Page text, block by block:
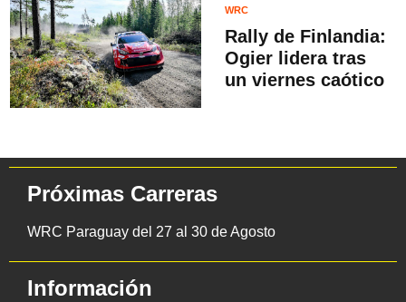
WRC
Rally de Finlandia:
Ogier lidera tras
un viernes caótico
Próximas Carreras
WRC Paraguay del 27 al 30 de Agosto
Información